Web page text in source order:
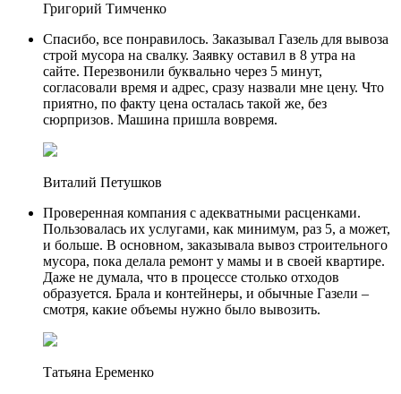
Григорий Тимченко
Спасибо, все понравилось. Заказывал Газель для вывоза
строй мусора на свалку. Заявку оставил в 8 утра на
сайте. Перезвонили буквально через 5 минут,
согласовали время и адрес, сразу назвали мне цену. Что
приятно, по факту цена осталась такой же, без
сюрпризов. Машина пришла вовремя.
Виталий Петушков
Проверенная компания с адекватными расценками.
Пользовалась их услугами, как минимум, раз 5, а может,
и больше. В основном, заказывала вывоз строительного
мусора, пока делала ремонт у мамы и в своей квартире.
Даже не думала, что в процессе столько отходов
образуется. Брала и контейнеры, и обычные Газели –
смотря, какие объемы нужно было вывозить.
Татьяна Еременко